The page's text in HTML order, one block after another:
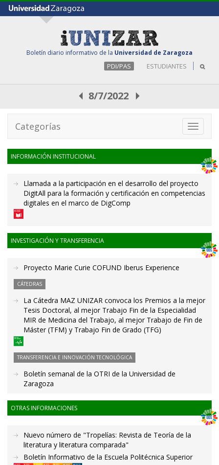
Boletín diario informativo de la Universidad de Zaragoza
PDI/PAS ESTUDIANTES
8/7/2022
Toggle
Categorías
INFORMACIÓN INSTITUCIONAL
Llamada a la participación en el desarrollo del proyecto
DigitAll para la formación y certificación en competencias
digitales en el marco de DigComp
INVESTIGACIÓN Y TRANSFERENCIA
Proyecto Marie Curie COFUND Iberus Experience
CÁTEDRAS
La Cátedra MAZ UNIZAR convoca los Premios a la mejor
Tesis Doctoral, al mejor Trabajo Fin de la Especialidad
MIR de Medicina del Trabajo, al mejor Trabajo de Fin de
Máster (TFM) y Trabajo Fin de Grado (TFG)
TRANSFERENCIA E INNOVACIÓN TECNOLÓGICA
Boletín semanal de la OTRI de la Universidad de
Zaragoza
OTRAS INFORMACIONES
Nuevo número de "Tropelías: Revista de Teoría de la
literatura y literatura comparada"
Boletín Informativo de la Escuela Politécnica Superior